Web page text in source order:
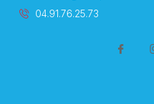
04.91.76.25.73